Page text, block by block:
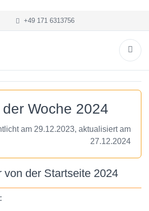
+49 171 6313756
der Woche 2024
am 29.12.2023, aktualisiert am
27.12.2024
von der Startseite 2024